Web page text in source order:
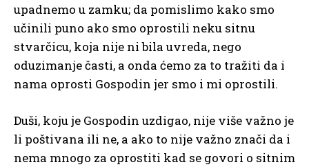
upadnemo u zamku; da pomislimo kako smo
učinili puno ako smo oprostili neku sitnu
stvarčicu, koja nije ni bila uvreda, nego
oduzimanje časti, a onda ćemo za to tražiti da i
nama oprosti Gospodin jer smo i mi oprostili.
Duši, koju je Gospodin uzdigao, nije više važno je
li poštivana ili ne, a ako to nije važno znači da i
nema mnogo za oprostiti kad se govori o sitnim